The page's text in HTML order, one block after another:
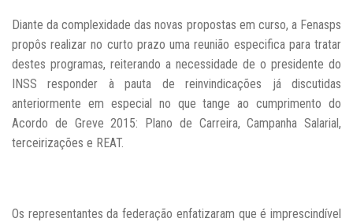
Diante da complexidade das novas propostas em curso, a Fenasps
propôs realizar no curto prazo uma reunião especifica para tratar
destes programas, reiterando a necessidade de o presidente do
INSS responder à pauta de reinvindicações já discutidas
anteriormente em especial no que tange ao cumprimento do
Acordo de Greve 2015: Plano de Carreira, Campanha Salarial,
terceirizações e REAT.
Os representantes da federação enfatizaram que é imprescindível